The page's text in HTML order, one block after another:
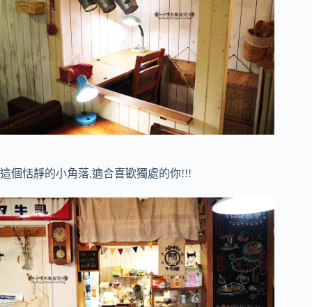
這個恬靜的小角落,適合喜歡獨處的你!!!